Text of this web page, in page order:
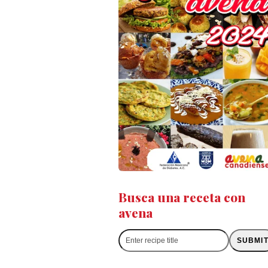
Busca una receta con
avena
Enter
recipe
SUBMIT